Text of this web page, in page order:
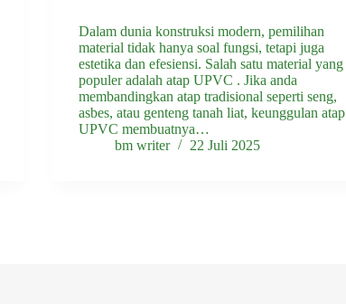
Dalam dunia konstruksi modern, pemilihan
material tidak hanya soal fungsi, tetapi juga
estetika dan efesiensi. Salah satu material yang
populer adalah atap UPVC . Jika anda
membandingkan atap tradisional seperti seng,
asbes, atau genteng tanah liat, keunggulan atap
UPVC membuatnya…
bm writer
22 Juli 2025